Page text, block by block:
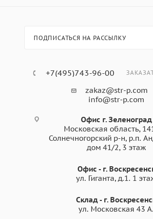
- Розничная торговля и выставки
ПОДПИСАТЬСЯ НА РАССЫЛКУ
+7(495)743-96-00
zakaz@str-p.com
info@str-p.com
Офис г. Зеленоград
Московская область,
Солнечногорский р-н, р.п.
дом 41/2, 3 этаж
Офис - г.
ул. Гиганта, д.1. 1
Склад - г.
ул. Московская 43 А.